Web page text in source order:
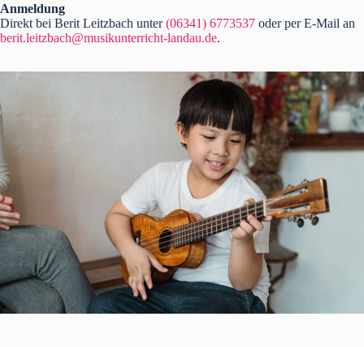
Anmeldung
Direkt bei Berit Leitzbach unter(06341) 6773537 oder per E-Mail an
berit.leitzbach@musikunterricht-landau.de.